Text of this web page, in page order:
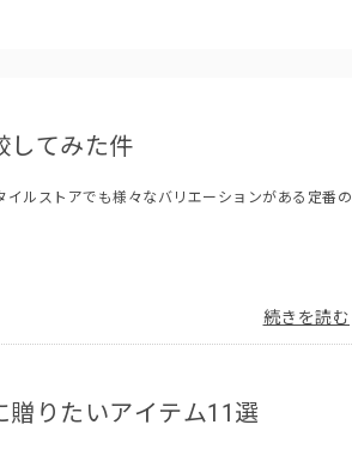
してみた件
イルストアでも様々なバリエーションがある定番の
続きを読む
贈りたいアイテム11選